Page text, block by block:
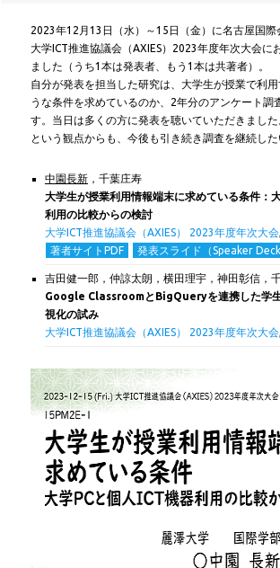
2023年12月13日（水）～15日（金）に名古屋国際
大学ICT推進協議会（AXIES）2023年度年次大会に
ました（うち1本は発表者、もう1本は共著者）。
自分が発表を担当した研究は、大学生が授業で利
うな条件を求めているのか、2年分のアンケート調
す。当日は多くの方に発表を聴いていただきまし
という観点からも、今後も引き続き調査を継続した
中園長新 ，千葉庄寿
大学生が授業利用情報端末に求めている条件：
利用の比較からの検討
大学ICT推進協議会（AXIES）
2023年度年次大会,
著者サイトPDF
発表スライド（Speaker Deck
吉田健一郎，仲諒太朗，横田理宇，神田彰信，
Google ClassroomとBigQueryを連携した学
視化の試み
大学ICT推進協議会（AXIES）
2023年度年次大会,